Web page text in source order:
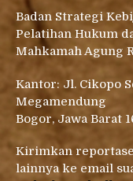
Badan Strategi
Pelatihan Hukum
Mahkamah Agung
Kantor: Jl. Cikopo
Megamendung
Bogor, Jawa Barat
Kirimkan
lainnya ke email